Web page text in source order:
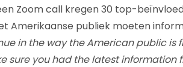
Zoom call kregen 30 top-
Amerikaanse publiek moeten
in the way the American public is
sure you had the latest information